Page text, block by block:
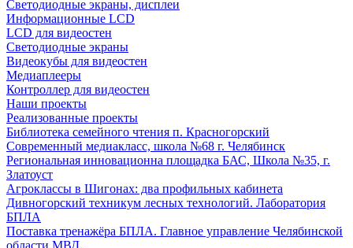
Светодиодные экраны, дисплеи
Информационные LCD
LCD для видеостен
Светодиодные экраны
Видеокубы для видеостен
Медиаплееры
Контроллер для видеостен
Наши проекты
Реализованные проекты
Библиотека семейного чтения п. Красногорский
Современный медиакласс, школа №68 г. Челябинск
Региональная инновационна площадка БАС, Школа №35, г.
Златоуст
Агроклассы в Шигонах: два профильных кабинета
Дивногорский техникум лесных технологий. Лаборатория
БПЛА
Поставка тренажёра БПЛА. Главное управление Челябинской
области МВД.